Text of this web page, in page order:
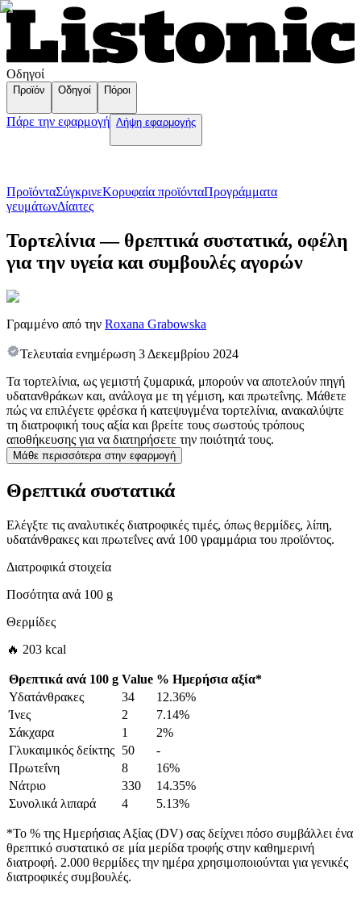
Οδηγοί
Προϊόν Οδηγοί Πόροι
Πάρε την εφαρμογή Λήψη εφαρμογής
ΠροϊόνταΣύγκρινεΚορυφαία προϊόνταПρογράμματα
γευμάτωνΔίαιτες
Τορτελίνια — θρεπτικά συστατικά, οφέλη
για την υγεία και συμβουλές αγορών
Γραμμένο από την Roxana Grabowska
Τελευταία ενημέρωση 3 Δεκεμβρίου 2024
Τα τορτελίνια, ως γεμιστή ζυμαρικά, μπορούν να αποτελούν πηγή
υδατανθράκων και, ανάλογα με τη γέμιση, και πρωτεΐνης. Μάθετε
πώς να επιλέγετε φρέσκα ή κατεψυγμένα τορτελίνια, ανακαλύψτε
τη διατροφική τους αξία και βρείτε τους σωστούς τρόπους
αποθήκευσης για να διατηρήσετε την ποιότητά τους.
Μάθε περισσότερα στην εφαρμογή
Θρεπτικά συστατικά
Ελέγξτε τις αναλυτικές διατροφικές τιμές, όπως θερμίδες, λίπη,
υδατάνθρακες και πρωτεΐνες ανά 100 γραμμάρια του προϊόντος.
Διατροφικά στοιχεία
Ποσότητα ανά 100 g
Θερμίδες
🔥 203 kcal
Θρεπτικά ανά 100 g Value % Ημερήσια αξία*
Υδατάνθρακες
34
12.36%
Ίνες
2
7.14%
Σάκχαρα
1
2%
Γλυκαιμικός δείκτης 50
-
Πρωτεΐνη
8
16%
Νάτριο
330
14.35%
Συνολικά λιπαρά
4 5.13%
*Το % της Ημερήσιας Αξίας (DV) σας δείχνει πόσο συμβάλλει ένα
θρεπτικό συστατικό σε μία μερίδα τροφής στην καθημερινή
διατροφή. 2.000 θερμίδες την ημέρα χρησιμοποιούνται για γενικές
διατροφικές συμβουλές.